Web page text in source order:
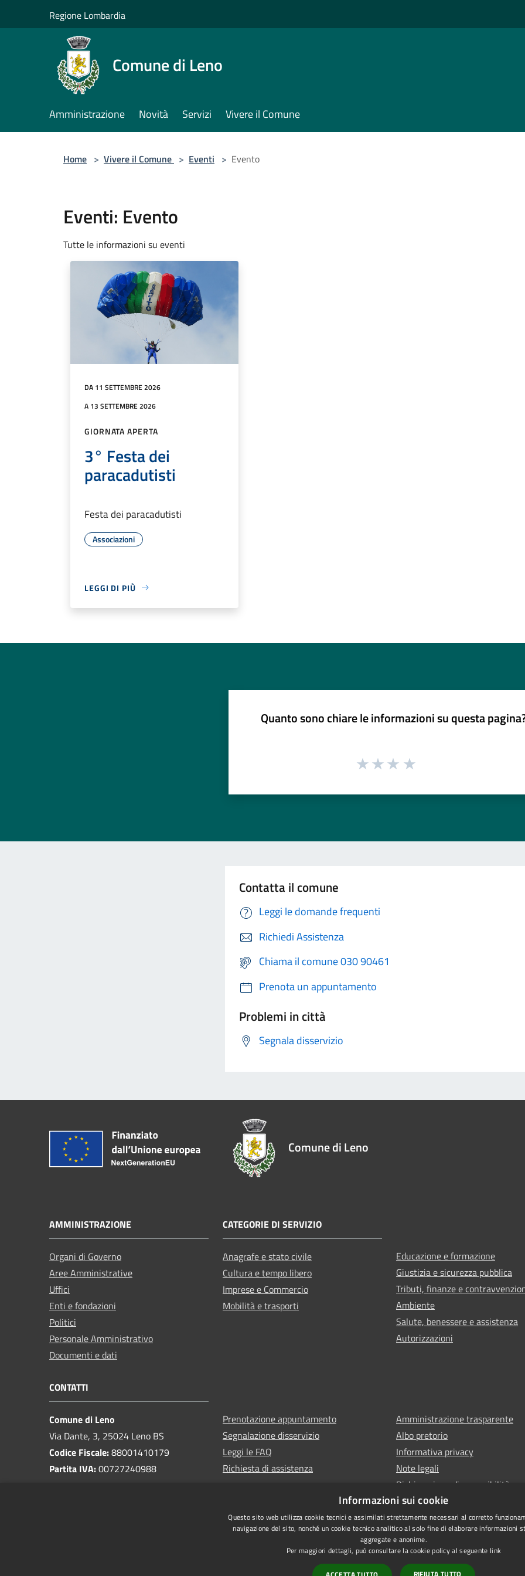
Regione Lombardia
Comune di Leno
Amministrazione Novità Servizi Vivere il Comune
Home > Vivere il Comune > Eventi > Evento
Eventi: Evento
Tutte le informazioni su eventi
DA 11 SETTEMBRE 2026
A 13 SETTEMBRE 2026
GIORNATA APERTA
3° Festa dei
paracadutisti
Festa dei paracadutisti
Associazioni
LEGGI DI PIÙ
Quanto sono chiare le informazioni su questa
Contatta il comune
Leggi le domande frequenti
Richiedi Assistenza
Chiama il comune 030 90461
Prenota un appuntamento
Problemi in città
Segnala disservizio
Comune di Leno
AMMINISTRAZIONE
Organi di Governo
Aree Amministrative
Uffici
Enti e fondazioni
Politici
Personale Amministrativo
Documenti e dati
CATEGORIE DI SERVIZIO
Anagrafe e stato civile
Cultura e tempo libero
Imprese e Commercio
Mobilità e trasporti
Educazione e formazione
Giustizia e sicurezza pubblica
Tributi, finanze e
Ambiente
Salute, benessere e assistenza
Autorizzazioni
CONTATTI
Comune di Leno
Via Dante, 3, 25024 Leno BS
Codice Fiscale:88001410179
Partita IVA:00727240988
Prenotazione appuntamento
Segnalazione disservizio
Leggi le FAQ
Richiesta di assistenza
Amministrazione trasparente
Albo pretorio
Informativa privacy
Note legali
Dichiarazione di accessibilità
Informazioni sui cookie
Questo sito web utilizza cookie tecnici e assimilati strettamente necessari al corretto
navigazione del sito, nonché un cookie tecnico analitico al solo fine di elaborare informazioni
aggregate e anonime.
Per maggiori dettagli, può consultare la cookie policy al seguente link